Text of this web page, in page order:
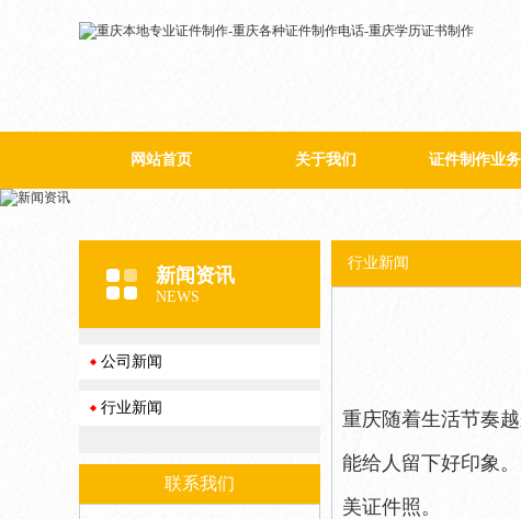
网站首页 关于我们 证件制作业
新闻资讯
NEWS
公司新闻
行业新闻
联系我们
行业新闻
重庆随着生活节奏
能给人留下好印象
美证件照。